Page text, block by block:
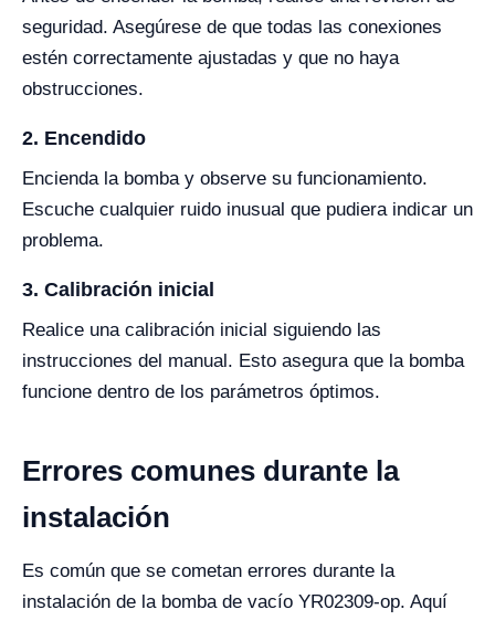
seguridad. Asegúrese de que todas las conexiones
estén correctamente ajustadas y que no haya
obstrucciones.
2. Encendido
Encienda la bomba y observe su funcionamiento.
Escuche cualquier ruido inusual que pudiera indicar un
problema.
3. Calibración inicial
Realice una calibración inicial siguiendo las
instrucciones del manual. Esto asegura que la bomba
funcione dentro de los parámetros óptimos.
Errores comunes durante la
instalación
Es común que se cometan errores durante la
instalación de la bomba de vacío YR02309-op. Aquí